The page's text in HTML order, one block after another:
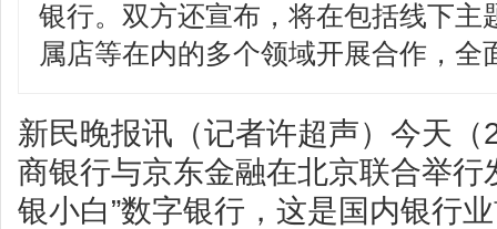
银行。双方还宣布，将在包括线下主
属店等在内的多个领域开展合作，全
新民晚报讯（记者许超声）今天
商银行与京东金融在北京联合举行
银小白”数字银行，这是国内银行